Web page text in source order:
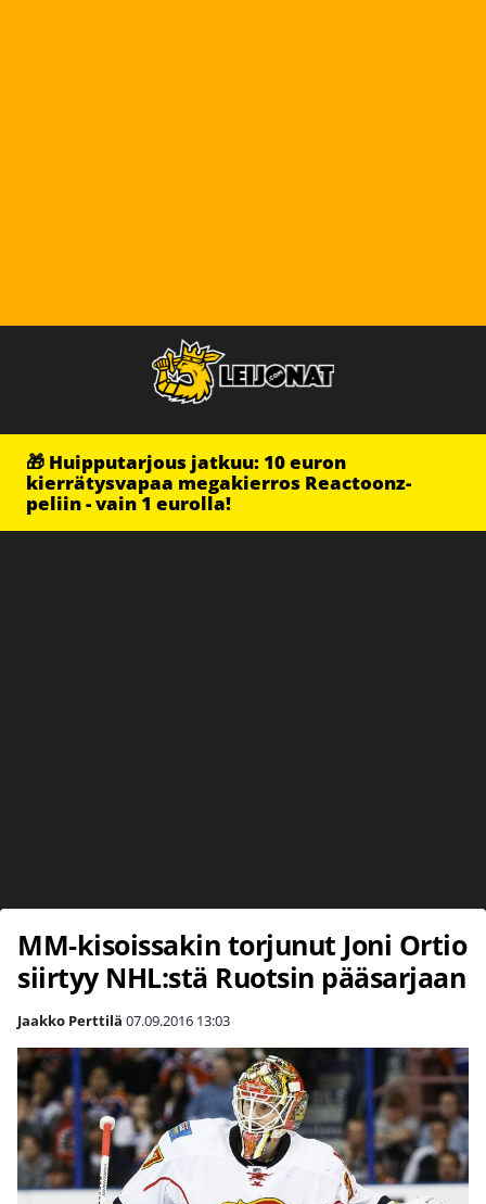
🎁 Huipputarjous jatkuu: 10 euron
kierrätysvapaa megakierros Reactoonz-
peliin - vain 1 eurolla!
MM-kisoissakin torjunut Joni Ortio
siirtyy NHL:stä Ruotsin pääsarjaan
Jaakko Perttilä 07.09.2016 13:03